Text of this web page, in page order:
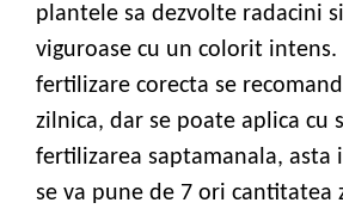
plantele sa dezvolte radacini
viguroase cu un colorit intens.
fertilizare corecta se
zilnica, dar se poate aplica cu
fertilizarea saptamanala, asta
se va pune de 7 ori cantitatea